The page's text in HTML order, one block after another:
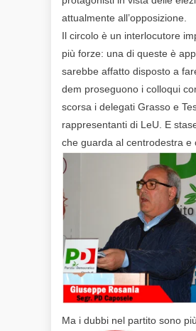
attualmente all’opposizione.
Il circolo è un interlocutore
più forze: una di queste è
sarebbe affatto disposto a
dem proseguono i colloqui
scorsa i delegati Grasso e
rappresentanti di LeU. E
che guarda al centrodestra e
Ma i dubbi nel partito sono